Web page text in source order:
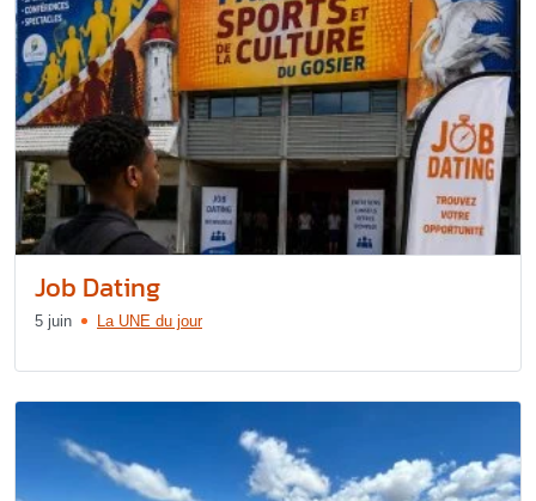
Job Dating
5 juin La UNE du jour